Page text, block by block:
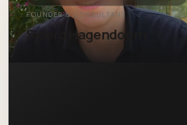
FOUNDER & CONSULTANT
Sjoerd Hagendoorn